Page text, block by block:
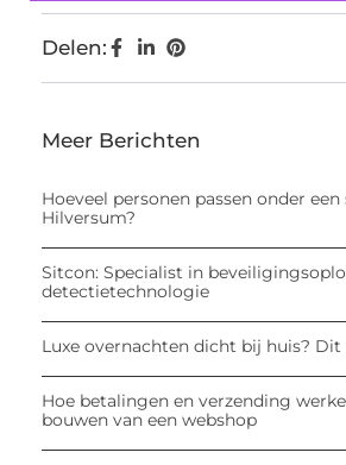
Delen:
Meer Berichten
Hoeveel personen passen onder
Hilversum?
Sitcon: Specialist in
detectietechnologie
Luxe overnachten dicht bij huis? Dit
Hoe betalingen en verzending
bouwen van een webshop